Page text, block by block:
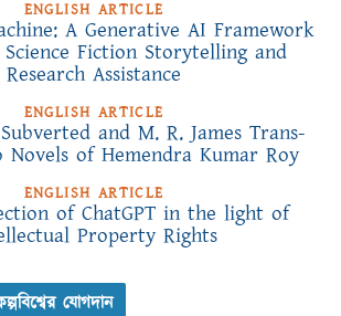
ENGLISH ARTICLE
A Generative AI Framework
Fiction Storytelling and
Research Assistance
ENGLISH ARTICLE
and M. R. James Trans-
Novels of Hemendra Kumar Roy
ENGLISH ARTICLE
of ChatGPT in the light of
Property Rights
যোগদান